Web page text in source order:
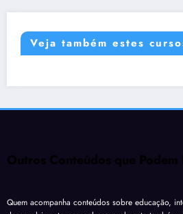
Veja também estes
Outros Conteúdos que Podem
Quem acompanha conteúdos sobre educação,